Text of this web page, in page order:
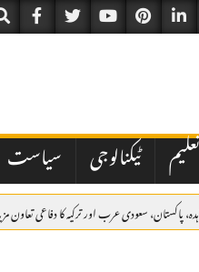
تعلیم ٹیکنالوجی سیاست
پاکستان، سعودی عرب اور ترکیہ کا دفاعی تعاون